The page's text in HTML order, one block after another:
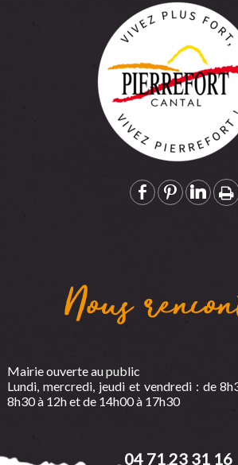
Nous
Mairie ouverte au public
Lundi, mercredi, jeudi et vendredi : de
8h30 à 12h et de 14h00 à 17h30
04 71 23 31 16